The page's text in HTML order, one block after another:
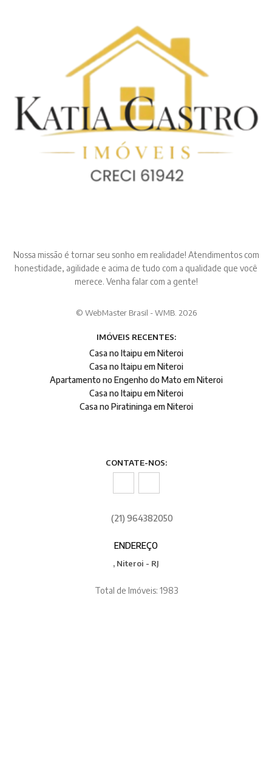
Nossa missão é tornar seu sonho em realidade! Atendimentos com
honestidade, agilidade e acima de tudo com a qualidade que você
merece. Venha falar com a gente!
© WebMaster Brasil - WMB. 2026
IMÓVEIS RECENTES:
Casa no Itaipu em Niteroi
Casa no Itaipu em Niteroi
Apartamento no Engenho do Mato em Niteroi
Casa no Itaipu em Niteroi
Casa no Piratininga em Niteroi
CONTATE-NOS:
(21) 964382050
ENDEREÇO
, Niteroi - RJ
Total de Imóveis: 1983